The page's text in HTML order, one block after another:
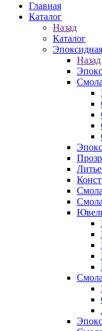
Главная
Каталог
Назад
Каталог
Назад